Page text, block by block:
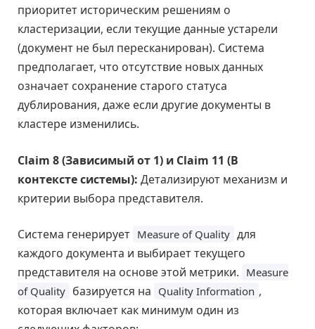
приоритет историческим решениям о
кластеризации, если текущие данные устарели
(документ не был пересканирован). Система
предполагает, что отсутствие новых данных
означает сохранение старого статуса
дублирования, даже если другие документы в
кластере изменились.
Claim 8 (Зависимый от 1) и Claim 11 (В
контексте системы): Детализируют механизм и
критерии выбора представителя.
Система генерирует Measure of Quality для
каждого документа и выбирает текущего
представителя на основе этой метрики. Measure
of Quality базируется на Quality Information ,
которая включает как минимум один из